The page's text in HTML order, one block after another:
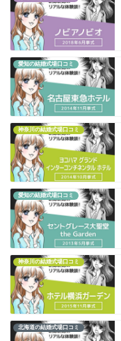
愛知の結婚式場口コミ
神奈川の結婚式場口コミ
愛知の結婚式場口コミ
神奈川の結婚式場口コミ
北海道の結婚式場口コミ